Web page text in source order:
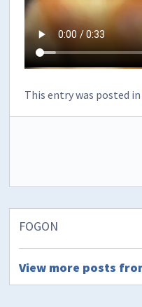
This entry was posted in
FOGON
View more posts